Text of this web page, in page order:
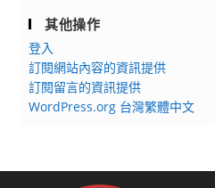
其他操作
登入
訂閱網站內容的資訊提供
訂閱留言的資訊提供
WordPress.org 台灣繁體中文